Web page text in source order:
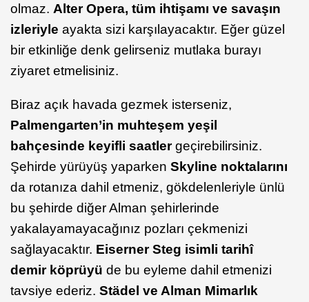
olmaz. Alter Opera, tüm ihtişamı ve savaşın
izleriyle ayakta sizi karşılayacaktır. Eğer güzel
bir etkinliğe denk gelirseniz mutlaka burayı
ziyaret etmelisiniz.
Biraz açık havada gezmek isterseniz,
Palmengarten’in muhteşem yeşil
bahçesinde keyifli saatlergeçirebilirsiniz.
Şehirde yürüyüş yaparken Skyline noktalarını
da rotanıza dahil etmeniz, gökdelenleriyle ünlü
bu şehirde diğer Alman şehirlerinde
yakalayamayacağınız pozları çekmenizi
sağlayacaktır. Eiserner Steg isimli tarihî
demir köprüyü de bu eyleme dahil etmenizi
tavsiye ederiz. Städel ve Alman Mimarlık